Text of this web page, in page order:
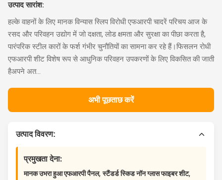
उत्पाद सारांश:
हल्के वाहनों के लिए मानक विन्यास स्लिप विरोधी एफआरपी चादरें परिचय आज के
रसद और परिवहन उद्योग में जो दक्षता, लोड क्षमता और सुरक्षा का पीछा करता है,
पारंपरिक स्टील कारों के फर्श गंभीर चुनौतियों का सामना कर रहे हैं।फिसलन रोधी
एफआरपी शीट विशेष रूप से आधुनिक परिवहन उपकरणों के लिए विकसित की जाती
हैअपने अत...
अभी पूछताछ करें
उत्पाद विवरण:
प्रमुखता देना:
मानक उभरा हुआ एफआरपी पैनल,स्टैंडर्ड स्किड नॉन ग्लास फाइबर शीट,